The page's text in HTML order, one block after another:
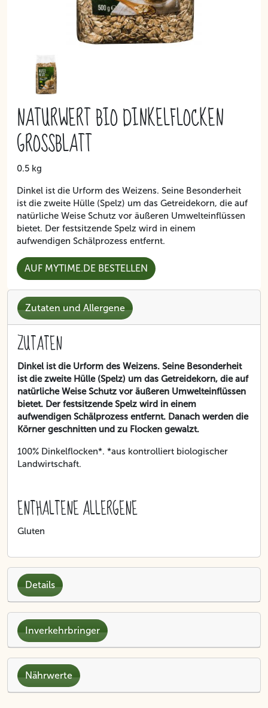
NATURWERT BIO DINKELFLOCKEN
GROSSBLATT
0.5 kg
Dinkel ist die Urform des Weizens. Seine Besonderheit
ist die zweite Hülle (Spelz) um das Getreidekorn, die auf
natürliche Weise Schutz vor äußeren Umwelteinflüssen
bietet. Der festsitzende Spelz wird in einem
aufwendigen Schälprozess entfernt.
AUF MYTIME.DE BESTELLEN
Zutaten und Allergene
ZUTATEN
Dinkel ist die Urform des Weizens. Seine Besonderheit
ist die zweite Hülle (Spelz) um das Getreidekorn, die auf
natürliche Weise Schutz vor äußeren Umwelteinflüssen
bietet. Der festsitzende Spelz wird in einem
aufwendigen Schälprozess entfernt. Danach werden die
Körner geschnitten und zu Flocken gewalzt.
100% Dinkelflocken*. *aus kontrolliert biologischer
Landwirtschaft.
ENTHALTENE ALLERGENE
Gluten
Details
Inverkehrbringer
Nährwerte